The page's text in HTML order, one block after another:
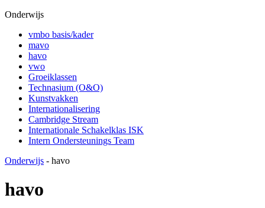
Onderwijs
vmbo basis/kader
mavo
havo
vwo
Groeiklassen
Technasium (O&O)
Kunstvakken
Internationalisering
Cambridge Stream
Internationale Schakelklas ISK
Intern Ondersteunings Team
Onderwijs - havo
havo